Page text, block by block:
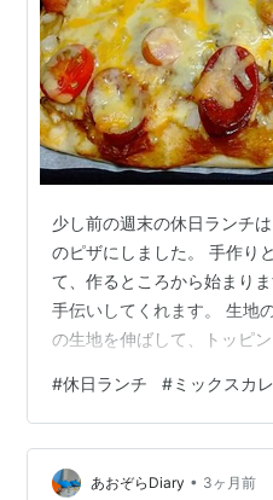
少し前の週末の休日ランチ
のピザにしました。 手作り
て、作るところから始まり
手伝いしてくれます。 生地
の生地を伸ばして、トッピ
慣れたものです。 ゆうゆう
角い形をしていると思って
うやらピザは丸い方のよう
達したものを食べるらしい
#休日ランチ #ミックスカ
あおぞらDiary • 3ヶ月前